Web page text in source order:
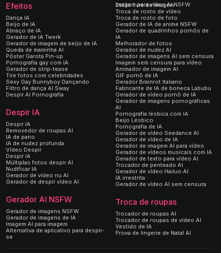
Efeitos
Dança IA
Beijo de IA
Abraço de IA
Gerador de IA Twerk
Gerador de imagem de beijo de IA
Queda de maminha AI
Pôster Garota Pin-up
Pornografia gay com IA
Gerador de strip-tease
Tire fotos com celebridades
Sexy Gay Bunnyboy Dançando
Filtro de dança AI Sway
Despir AI Pornografia
Despir IA
Despir IA
Removedor de roupas AI
IA de pano
IA de nudez profunda
Vídeo Despir
Despir IA
Múltiplas fotos despir AI
Nudificar IA
Gerador de vídeo nu AI
Gerador de despir vídeo AI
Gerador AI NSFW
Gerador de imagens NSFW
Gerador de imagens de IA
Imagem AI para imagem
Alternativa de aplicativo para despir-
se
Imagem para vídeo AI NSFW
Estilo livre de imagem
Troca de rosto de vídeo
Troca de rosto de foto
Gerador de IA de anime NSFW
Gerador de quadrinhos pornôs de
IA
Melhorador de fotos
Gerador de nudez AI
Gerador de imagens AI sem censura
Imagem sem censura para vídeo
Animador de imagem AI
GIF pornô de IA
Gerador Brainrot Italiano
Fabricante de IA de boneca Labubu
Gerador de vídeo pornô de IA
Gerador de imagens pornográficas
AI
Pornografia lésbica com IA
Beijo Lésbico
Pornografia de IA
Gerador de vídeo Seedance AI
Gerador de vídeo de IA
Gerador de imagem AI para vídeo
Gerador de vídeos musicais com IA
Gerador de texto para vídeo AI
Trocador de penteado AI
Gerador de vídeo Hailuo AI
IA irrestrita
Gerador de vídeo AI sem censura
Troca de roupas
Trocador de roupas AI
Trocador de roupas de vídeo AI
Vestido de IA
Prova de lingerie de Natal AI